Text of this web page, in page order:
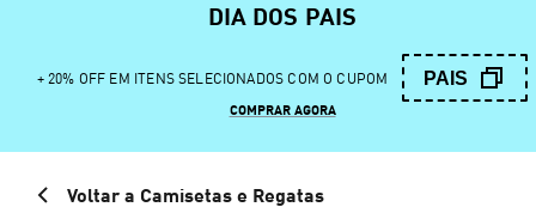
DIA DOS PAIS
+ 20% OFF EM ITENS SELECIONADOS COM O CUPOM PAIS
COMPRAR AGORA
Voltar a Camisetas e Regatas